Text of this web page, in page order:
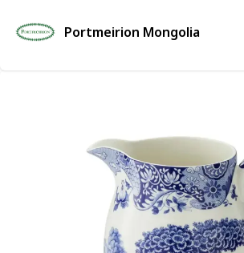
Portmeirion Mongolia